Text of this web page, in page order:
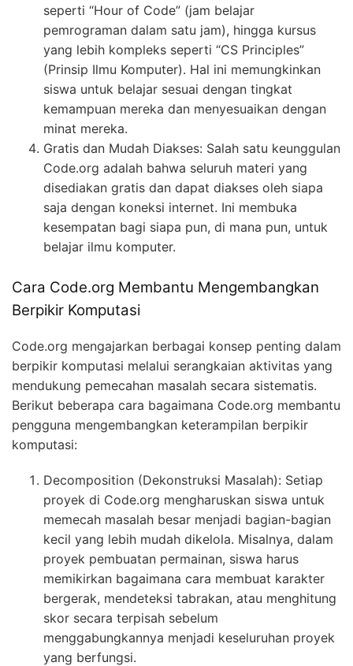
seperti “Hour of Code” (jam belajar
pemrograman dalam satu jam), hingga kursus
yang lebih kompleks seperti “CS Principles”
(Prinsip Ilmu Komputer). Hal ini memungkinkan
siswa untuk belajar sesuai dengan tingkat
kemampuan mereka dan menyesuaikan dengan
minat mereka.
Gratis dan Mudah Diakses: Salah satu keunggulan
Code.org adalah bahwa seluruh materi yang
disediakan gratis dan dapat diakses oleh siapa
saja dengan koneksi internet. Ini membuka
kesempatan bagi siapa pun, di mana pun, untuk
belajar ilmu komputer.
Cara Code.org Membantu Mengembangkan
Berpikir Komputasi
Code.org mengajarkan berbagai konsep penting dalam
berpikir komputasi melalui serangkaian aktivitas yang
mendukung pemecahan masalah secara sistematis.
Berikut beberapa cara bagaimana Code.org membantu
pengguna mengembangkan keterampilan berpikir
komputasi:
Decomposition (Dekonstruksi Masalah): Setiap
proyek di Code.org mengharuskan siswa untuk
memecah masalah besar menjadi bagian-bagian
kecil yang lebih mudah dikelola. Misalnya, dalam
proyek pembuatan permainan, siswa harus
memikirkan bagaimana cara membuat karakter
bergerak, mendeteksi tabrakan, atau menghitung
skor secara terpisah sebelum
menggabungkannya menjadi keseluruhan proyek
yang berfungsi.